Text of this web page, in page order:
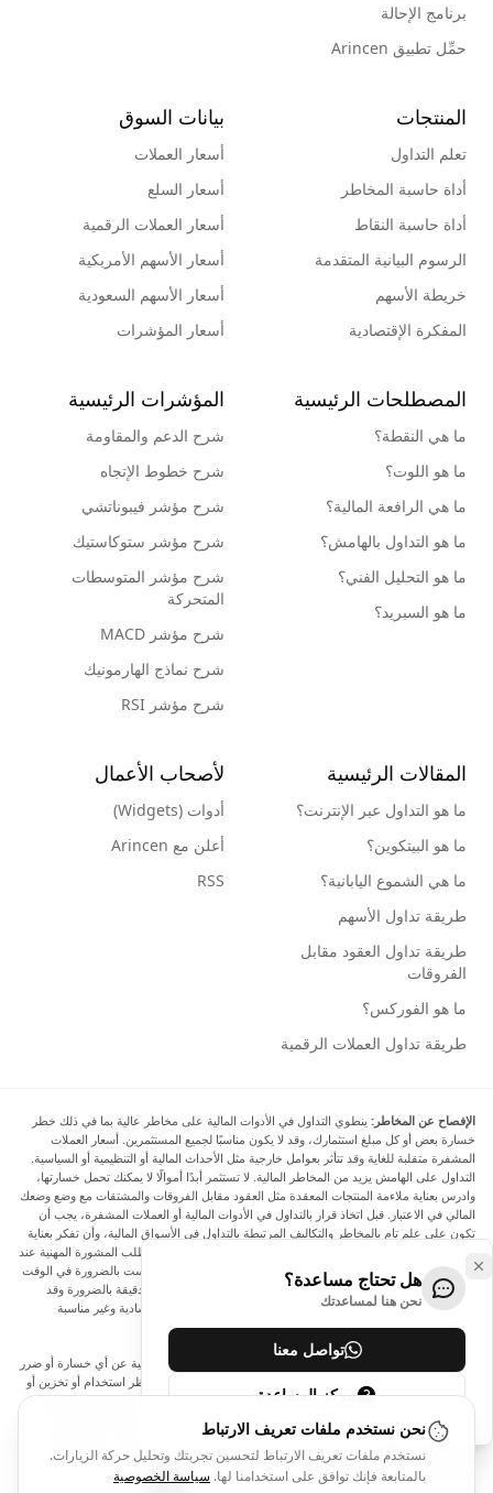
برنامج الإحالة
حمِّل تطبيق Arincen
المنتجات
تعلم التداول
أداة حاسبة المخاطر
أداة حاسبة النقاط
الرسوم البيانية المتقدمة
خريطة الأسهم
المفكرة الإقتصادية
بيانات السوق
أسعار العملات
أسعار السلع
أسعار العملات الرقمية
أسعار الأسهم الأمريكية
أسعار الأسهم السعودية
أسعار المؤشرات
المصطلحات الرئيسية
ما هي النقطة؟
ما هو اللوت؟
ما هي الرافعة المالية؟
ما هو التداول بالهامش؟
ما هو التحليل الفني؟
ما هو السبريد؟
المؤشرات الرئيسية
شرح الدعم والمقاومة
شرح خطوط الإتجاه
شرح مؤشر فيبوناتشي
شرح مؤشر ستوكاستيك
شرح مؤشر المتوسطات
المتحركة
شرح مؤشر MACD
شرح نماذج الهارمونيك
شرح مؤشر RSI
المقالات الرئيسية
ما هو التداول عبر الإنترنت؟
ما هو البيتكوين؟
ما هي الشموع اليابانية؟
طريقة تداول الأسهم
طريقة تداول العقود مقابل
الفروقات
ما هو الفوركس؟
طريقة تداول العملات الرقمية
لأصحاب الأعمال
أدوات (Widgets)
أعلن مع Arincen
RSS
الإفصاح عن المخاطر: ينطوي التداول في الأدوات المالية على مخاطر عالية بما في ذلك خطر
خسارة بعض أو كل مبلغ استثمارك، وقد لا يكون مناسبًا لجميع المستثمرين. أسعار العملات
المشفرة متقلبة للغاية وقد تتأثر بعوامل خارجية مثل الأحداث المالية أو التنظيمية أو السياسية.
التداول على الهامش يزيد من المخاطر المالية. لا تستثمر أبدًا أموالًا لا يمكنك تحمل خسارتها،
وادرس بعناية ملاءمة المنتجات المعقدة مثل العقود مقابل الفروقات والمشتقات مع وضع وضعك
المالي في الاعتبار. قبل اتخاذ قرار بالتداول في الأدوات المالية أو العملات المشفرة، يجب أن
تكون على علم تام بالمخاطر والتكاليف المرتبطة بالتداول في الأسواق المالية، وأن تفكر بعناية
في أهدافك الاستثمارية ومستوى خبرتك ورغبتك في المخاطرة، وأن تطلب المشورة المهنية عند
الحاجة. تود Arincen أن تذكرك بأن البيانات الواردة في هذا الموقع ليست بالضرورة في الوقت
الفعلي وليست دقيقة. البيانات والأسعار الموجودة على الموقع ليست دقيقة بالضرورة وقد
تختلف عن السعر الفعلي في أي سوق معينة، مما يعني أن الأسعار إرشادية وغير مناسبة
لأغراض التداول.
لن يتحمل Arincen وأي مزود للبيانات الواردة في هذا الموقع المسؤولية عن أي خسارة أو ضرر
نتيجة لتداولك، أو اعتمادك على المعلومات الواردة في هذا الموقع. يحظر استخدام أو تخزين أو
إعادة إنتاج أو عرض أو تعديل أو نقل أو توزيع البيانات الموجودة في هذا الموقع دون الحصول
على إذن كتابي صريح مسبق من Arincen و/أو مزود البيانات. جميع حقوق الملكية الفكرية
محفوظة من قبل مقدمي الخدمة و/أو البورصة التي تقدم البيانات الواردة في هذا الموقع. قد
يتم تعويض Arincen من قبل المعلنين الذين يظهرون على الموقع، بناءً على تفاعلك مع
الإعلانات أو المعلنين.
هل تحتاج مساعدة؟
نحن هنا لمساعدتك
تواصل معنا
مركز المساعدة
نحن نستخدم ملفات تعريف الارتباط
نستخدم ملفات تعريف الارتباط لتحسين تجربتك وتحليل حركة الزيارات.
بالمتابعة فإنك توافق على استخدامنا لها. سياسة الخصوصية